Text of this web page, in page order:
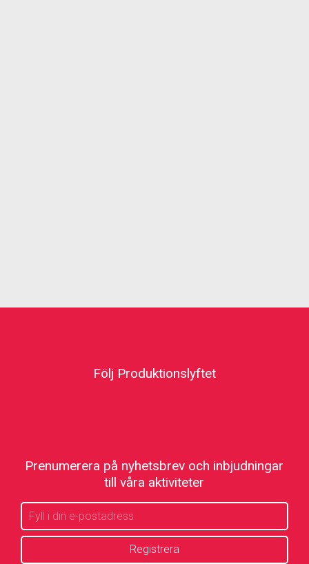
Följ Produktionslyftet
Prenumerera på nyhetsbrev och inbjudningar
till våra aktiviteter